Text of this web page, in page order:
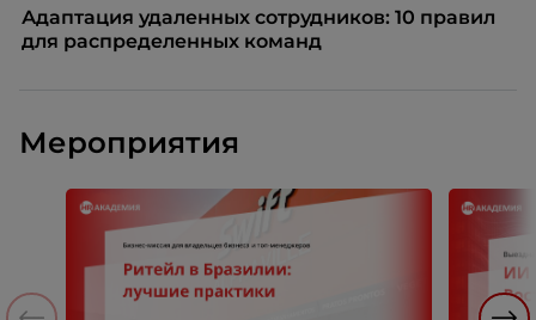
Адаптация удаленных сотрудников: 10 правил
для распределенных команд
Мероприятия